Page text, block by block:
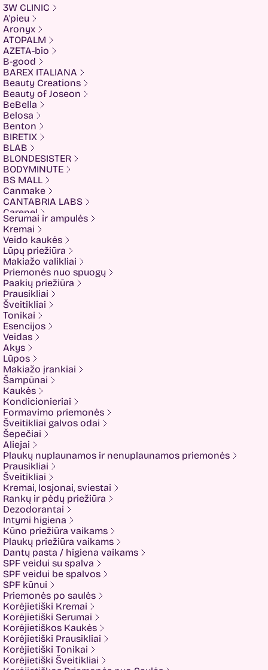
3W CLINIC
A'pieu
Aronyx
ATOPALM
AZETA-bio
B-good
BAREX ITALIANA
Beauty Creations
Beauty of Joseon
BeBella
Belosa
Benton
BIRETIX
BLAB
BLONDESISTER
BODYMINUTE
BS MALL
Canmake
CANTABRIA LABS
Carenel
CHALURE
Cherubs
Cliniccare
COSRX
COTRIL
COVEDERM
Crazy Hair
Dalton
Dear Doer
Ekseption
Elizavecca
ESFOLIO
ETUDE
Eyenlip
FaceFacts
Fariis
Fixderma
Fluff
Formal Bee
Fusion
Glow Hub
HeadShock
Hiskin
Holika holika
Imbue
Imbue.
INOAR
Isntree
IUNIK
K-MOM
Kadus Professional
Keenwell
KLERADERM
KOSE
Kyra
LANEIGE
Look At Me
Luvum
LYL
Mancera
MEDI-PEEL
Medicube
Serumai ir ampulės
Kremai
Veido kaukės
Lūpų priežiūra
Makiažo valikliai
Priemonės nuo spuogų
Paakių priežiūra
Prausikliai
Šveitikliai
Tonikai
Esencijos
Veidas
Akys
Lūpos
Makiažo įrankiai
Šampūnai
Kaukės
Kondicionieriai
Formavimo priemonės
Šveitikliai galvos odai
Šepečiai
Aliejai
Plaukų nuplaunamos ir nenuplaunamos priemonės
Prausikliai
Šveitikliai
Kremai, losjonai, sviestai
Rankų ir pėdų priežiūra
Dezodorantai
Intymi higiena
Kūno priežiūra vaikams
Plaukų priežiūra vaikams
Dantų pasta / higiena vaikams
SPF veidui su spalva
SPF veidui be spalvos
SPF kūnui
Priemonės po saulės
Korėjietiški Kremai
Korėjietiški Serumai
Korėjietiškos Kaukės
Korėjietiški Prausikliai
Korėjietiški Tonikai
Korėjietiški Šveitikliai